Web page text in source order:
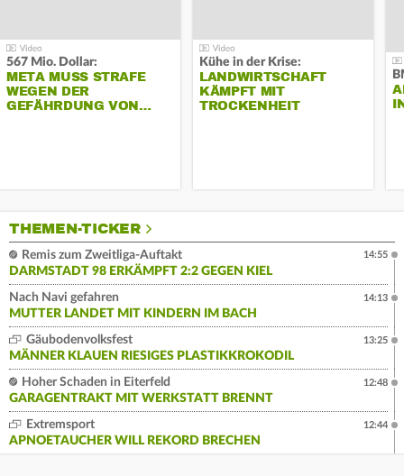
567 Mio. Dollar:
META MUSS STRAFE
WEGEN DER
GEFÄHRDUNG VON…
Kühe in der Krise:
LANDWIRTSCHAFT
KÄMPFT MIT
TROCKENHEIT
THEMEN-TICKER
Remis zum Zweitliga-Auftakt
DARMSTADT 98 ERKÄMPFT 2:2 GEGEN KIEL
14:55
Nach Navi gefahren
MUTTER LANDET MIT KINDERN IM BACH
14:13
Gäubodenvolksfest
MÄNNER KLAUEN RIESIGES PLASTIKKROKODIL
13:25
Hoher Schaden in Eiterfeld
GARAGENTRAKT MIT WERKSTATT BRENNT
12:48
Extremsport
APNOETAUCHER WILL REKORD BRECHEN
12:44